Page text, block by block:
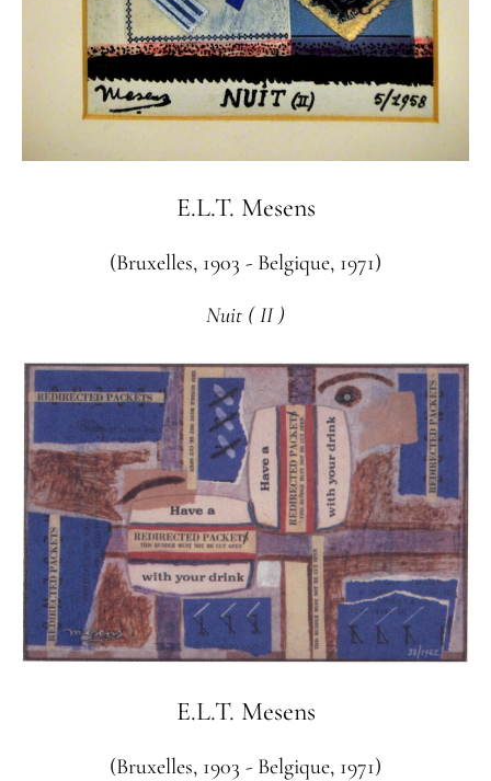
E.L.T. Mesens
(Bruxelles, 1903 - Belgique, 1971)
Nuit ( II )
E.L.T. Mesens
(Bruxelles, 1903 - Belgique, 1971)